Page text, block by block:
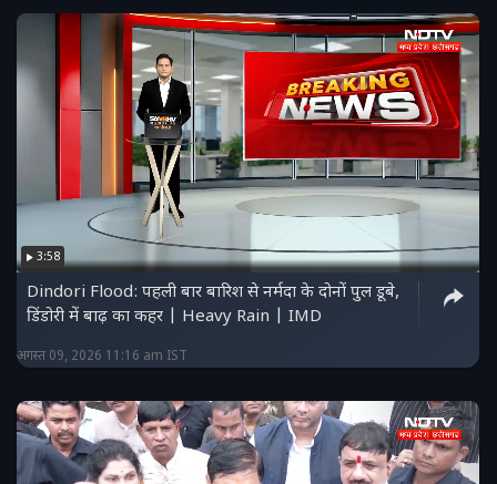
3:58
Dindori Flood: पहली बार बारिश से नर्मदा के दोनों पुल डूबे,
डिंडोरी में बाढ़ का कहर | Heavy Rain | IMD
अगस्त 09, 2026 11:16 am IST